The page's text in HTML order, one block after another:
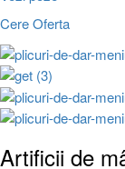
Cere Oferta
Artificii de